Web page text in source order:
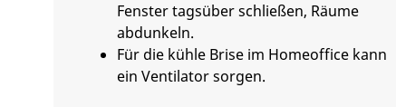
Fenster tagsüber schließen, Räume
abdunkeln.
Für die kühle Brise im Homeoffice kann
ein Ventilator sorgen.